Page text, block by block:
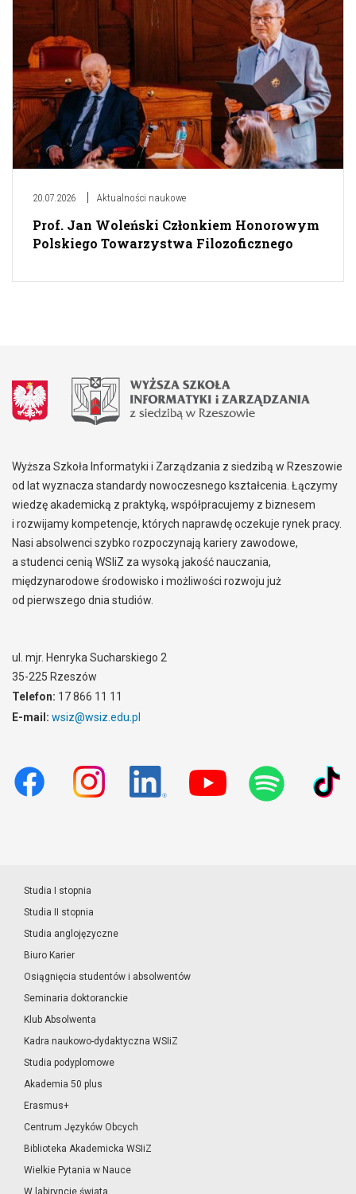
20.07.2026 Aktualności naukowe
Prof. Jan Woleński Członkiem Honorowym
Polskiego Towarzystwa Filozoficznego
Wyższa Szkoła Informatyki i Zarządzania z siedzibą w Rzeszowie
od lat wyznacza standardy nowoczesnego kształcenia. Łączymy
wiedzę akademicką z praktyką, współpracujemy z biznesem
i rozwijamy kompetencje, których naprawdę oczekuje rynek pracy.
Nasi absolwenci szybko rozpoczynają kariery zawodowe,
a studenci cenią WSIiZ za wysoką jakość nauczania,
międzynarodowe środowisko i możliwości rozwoju już
od pierwszego dnia studiów.
ul. mjr. Henryka Sucharskiego 2
35-225 Rzeszów
Telefon: 17 866 11 11
E-mail: wsiz@wsiz.edu.pl
Studia I stopnia
Studia II stopnia
Studia anglojęzyczne
Biuro Karier
Osiągnięcia studentów i absolwentów
Seminaria doktoranckie
Klub Absolwenta
Kadra naukowo-dydaktyczna WSIiZ
Studia podyplomowe
Akademia 50 plus
Erasmus+
Centrum Języków Obcych
Biblioteka Akademicka WSIiZ
Wielkie Pytania w Nauce